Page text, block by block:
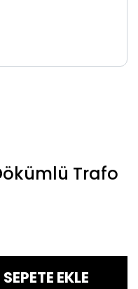
Trafo
SEPETE EKLE